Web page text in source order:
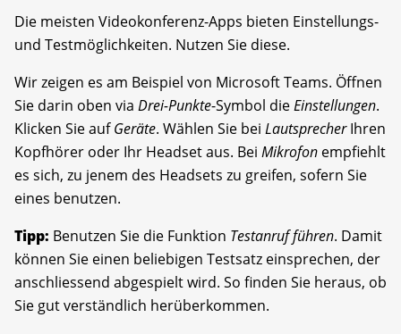
Die meisten Videokonferenz-Apps bieten Einstellungs-
und Testmöglichkeiten. Nutzen Sie diese.
Wir zeigen es am Beispiel von Microsoft Teams. Öffnen
Sie darin oben via Drei-Punkte-Symbol dieEinstellungen.
Klicken Sie aufGeräte. Wählen Sie bei LautsprecherIhren
Kopfhörer oder Ihr Headset aus. Bei Mikrofon empfiehlt
es sich, zu jenem des Headsets zu greifen, sofern Sie
eines benutzen.
Tipp: Benutzen Sie die Funktion Testanruf führen. Damit
können Sie einen beliebigen Testsatz einsprechen, der
anschliessend abgespielt wird. So finden Sie heraus, ob
Sie gut verständlich herüberkommen.